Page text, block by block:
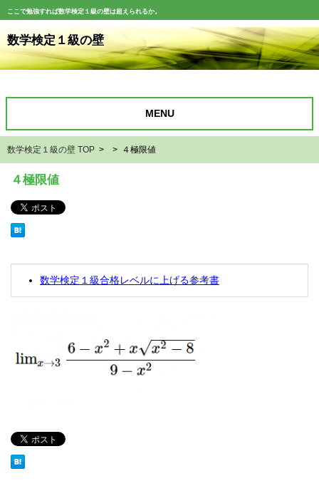
ここで勉強すれば数学検定１級の壁は超えられるか。
数学検定１級の壁
MENU
数学検定１級の壁 TOP > > ４極限値
４極限値
数学検定１級合格レベルに上げる参考書